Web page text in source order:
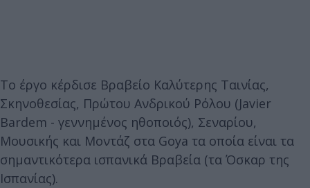
Το έργο κέρδισε Βραβείο Καλύτερης Ταινίας,
Σκηνοθεσίας, Πρώτου Ανδρικού Ρόλου (Javier
Bardem - γεννημένος ηθοποιός), Σεναρίου,
Μουσικής και Μοντάζ στα Goya τα οποία είναι τα
σημαντικότερα ισπανικά Βραβεία (τα Όσκαρ της
Ισπανίας).